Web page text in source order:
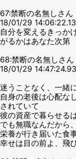
67:禁断の名無しさん
18/01/29
自分を変えるきっか
がるかはあなた次第
68:禁断の名無しさん
18/01/29
迷うことなく、一緒
自身の老後は心配な
されていて
彼の資産で暮らせる
でも無職なんだから
栄養が行き届いた食
幸せは目の前よ、飛